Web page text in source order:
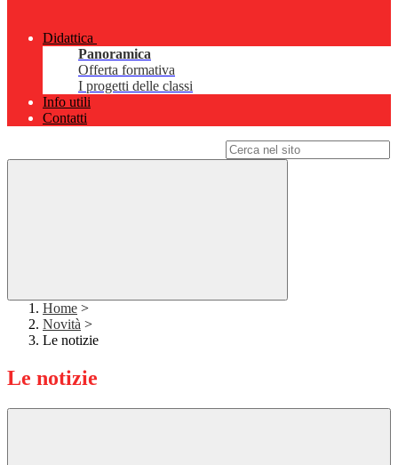
Didattica
Panoramica
Offerta formativa
I progetti delle classi
Info utili
Contatti
Home >
Novità >
Le notizie
Le notizie